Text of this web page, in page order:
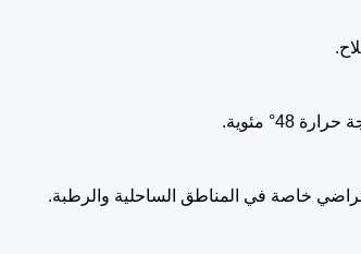
مئوية.
خاصة في المناطق الساحلية والرطبة.